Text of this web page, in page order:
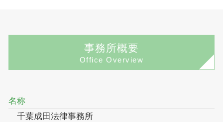
事務所概要
Office Overview
名称
千葉成田法律事務所